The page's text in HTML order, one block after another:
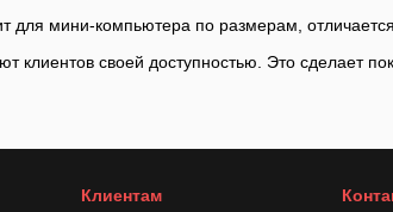
для мини-компьютера по размерам,
клиентов своей доступностью. Это сделает
Клиентам